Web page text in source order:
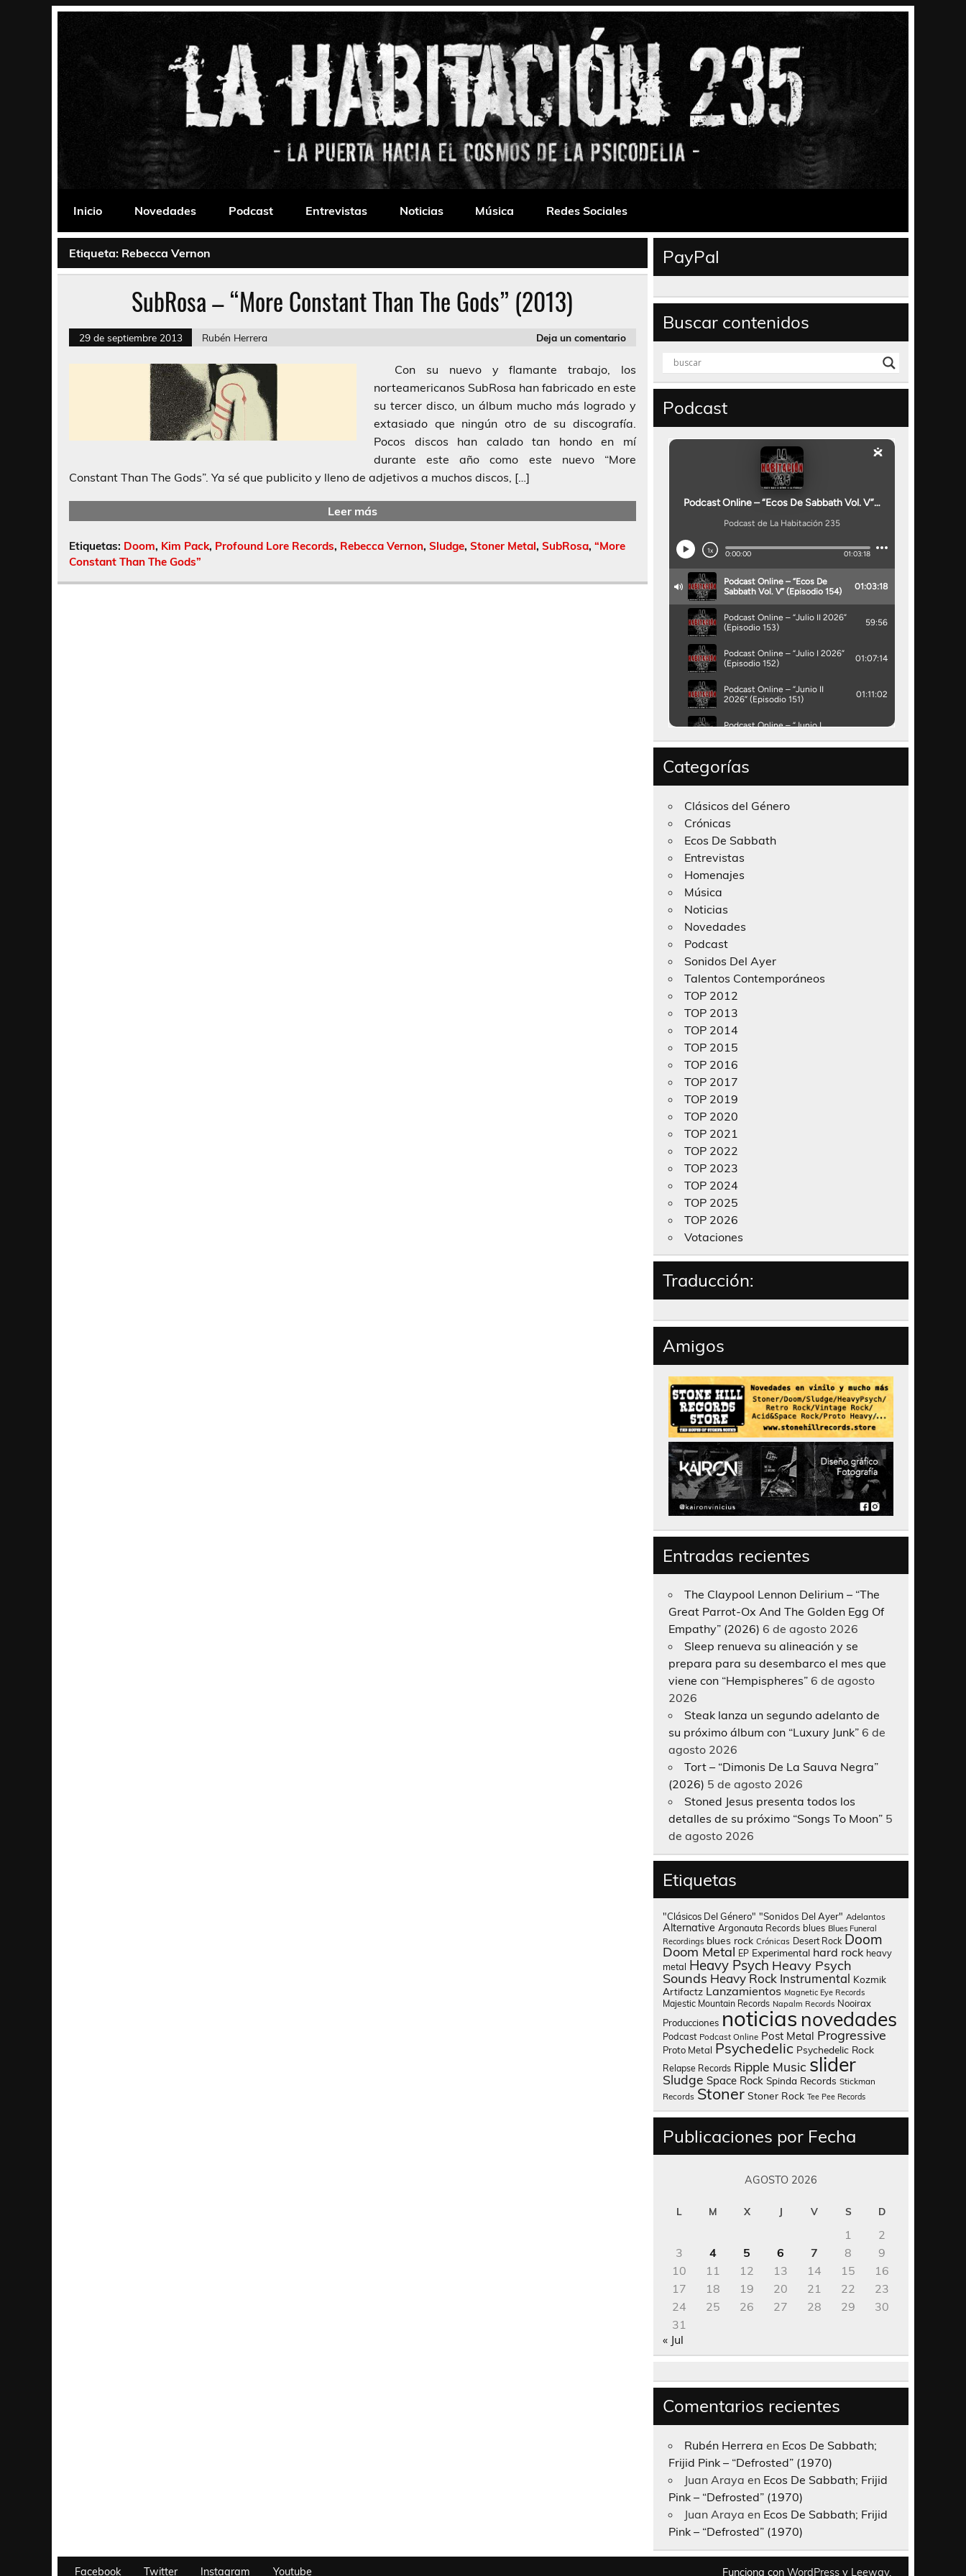
La Habitación 235
Inicio
Novedades Podcast Entrevistas Noticias Música Redes Sociales
Etiqueta: Rebecca Vernon
SubRosa – “More Constant Than The Gods” (2013)
29 de septiembre 2013 Rubén Herrera Deja un comentario
Con su nuevo y flamante trabajo, los
norteamericanos SubRosa han fabricado en este
su tercer disco, un álbum mucho más logrado y
extasiado que ningún otro de su discografía.
Pocos discos han calado tan hondo en mí
durante este año como este nuevo “More
Constant Than The Gods”. Ya sé que publicito y lleno de adjetivos a muchos discos, […]
Leer más
Etiquetas: Doom, Kim Pack, Profound Lore Records, Rebecca Vernon, Sludge, Stoner Metal, SubRosa, “More
Constant Than The Gods”
PayPal
Buscar contenidos
Podcast
Categorías
Clásicos del Género
Crónicas
Ecos De Sabbath
Entrevistas
Homenajes
Música
Noticias
Novedades
Podcast
Sonidos Del Ayer
Talentos Contemporáneos
TOP 2012
TOP 2013
TOP 2014
TOP 2015
TOP 2016
TOP 2017
TOP 2019
TOP 2020
TOP 2021
TOP 2022
TOP 2023
TOP 2024
TOP 2025
TOP 2026
Votaciones
Traducción:
Amigos
Entradas recientes
The Claypool Lennon Delirium – “The
Great Parrot-Ox And The Golden Egg Of
Empathy” (2026) 6 de agosto 2026
Sleep renueva su alineación y se
prepara para su desembarco el mes que
viene con “Hempispheres” 6 de agosto
2026
Steak lanza un segundo adelanto de
su próximo álbum con “Luxury Junk” 6 de
agosto 2026
Tort – “Dimonis De La Sauva Negra”
(2026) 5 de agosto 2026
Stoned Jesus presenta todos los
detalles de su próximo “Songs To Moon” 5
de agosto 2026
Etiquetas
"Clásicos Del Género" "Sonidos Del Ayer" Adelantos
Alternative Argonauta Records blues Blues Funeral
Recordings blues rock Crónicas Desert Rock Doom
Doom Metal EP Experimental hard rock heavy
metal Heavy Psych Heavy Psych
Sounds Heavy Rock Instrumental Kozmik
Artifactz Lanzamientos Magnetic Eye Records
Majestic Mountain Records Napalm Records Nooirax
Producciones noticias novedades
Podcast Podcast Online Post Metal Progressive
Proto Metal Psychedelic Psychedelic Rock
Relapse Records Ripple Music slider
Sludge Space Rock Spinda Records Stickman
Records Stoner Stoner Rock Tee Pee Records
Publicaciones por Fecha
AGOSTO 2026
L M X J V S D
1
2
3
4 5 6 7 8
9
10
11 12 13 14 15
16
17
18 19 20 21 22
23
24
25 26 27 28 29
30
31
« Jul
Comentarios recientes
Rubén Herrera en Ecos De Sabbath;
Frijid Pink – “Defrosted” (1970)
Juan Araya en Ecos De Sabbath; Frijid
Pink – “Defrosted” (1970)
Juan Araya en Ecos De Sabbath; Frijid
Pink – “Defrosted” (1970)
Facebook Twitter Instagram Youtube Funciona con WordPress y Leeway.